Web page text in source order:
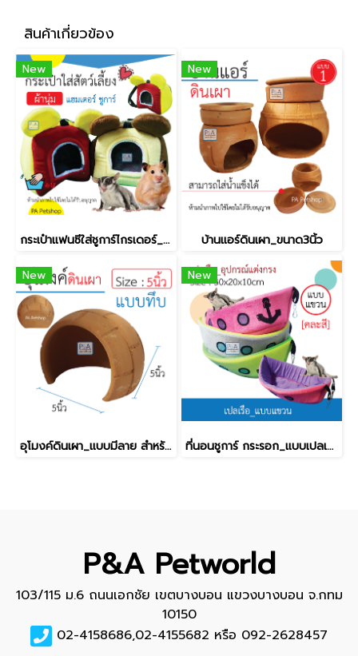
สินค้าเกี่ยวข้อง
New
กระเป๋าแฟนซีใส่ชูการ์ไกรเดอร์_รุ่นมิกกี้ [ผ้านิ่ม ซักได้] / คละสี
New
บ้านแอร์ดินเผา_ขนาด3นิ้ว
New
อุโมงค์ดินเผา_แบบมีลาย สำหรับสัตว์เลี้ยง [6นิ้ว]
New
ที่นอนชูการ์ กระรอก_แบบเปลเรือ [ใบใหญ่] / คละสี.
P&A Petworld
103/115 ม.6 ถนนเอกชัย เขตบางบอน แขวงบางบอน จ.กทม
10150
02-4158686,02-4155682 หรือ 092-2628457